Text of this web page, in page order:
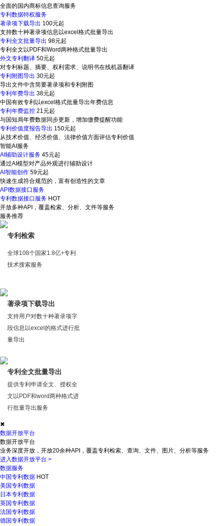
全面的国内商标信息查询服务
专利数据特权服务
著录项下载导出 100元起
支持数十种著录项信息以excel格式批量导出
专利全文批量导出 98元起
专利全文以PDF和Word两种格式批量导出
外文专利翻译 50元起
对专利标题、摘要、权利需求、说明书在线机器翻译
专利附图导出 30元起
导出文件中含简要著录项和专利附图
专利年费导出 38元起
中国有效专利以excel格式批量导出年费信息
专利年费监控 21元起
与国知局年费数据同步更新，增加缴费提醒功能
专利价值度报告导出 150元起
从技术价值、经济价值、法律价值方面评估专利价值
智能AI服务
AI辅助设计服务 45元起
通过AI模型对产品外观进行辅助设计
AI智能创作 59元起
快速生成符合规范的，富有创造性的文章
API数据接口服务
专利数据接口服务 HOT
开放多种API，覆盖检索、分析、文件等服务
服务推荐
专利检索
全球108个国家1.8亿+专利
技术搜索服务
著录项下载导出
支持用户对数十种著录项字
段信息以excel的格式进行批
量导出
专利全文批量导出
提供专利申请全文、授权全
文以PDF和word两种格式进
行批量导出服务
✖
数据开放平台
数据开放平台
业务深度开放，开放20余种API，覆盖专利检索、查询、文件、图片、分析等服务
进入数据开放平台 >
数据服务
中国专利数据 HOT
美国专利数据
日本专利数据
英国专利数据
法国专利数据
德国专利数据